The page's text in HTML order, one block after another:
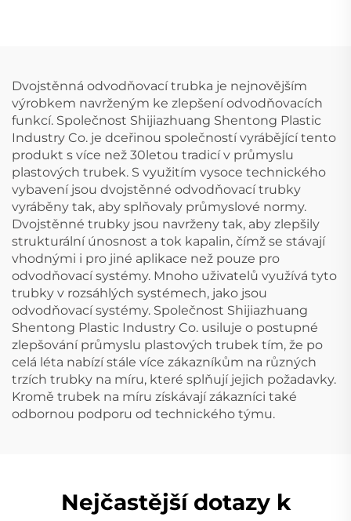
Dvojstěnná odvodňovací trubka je nejnovějším
výrobkem navrženým ke zlepšení odvodňovacích
funkcí. Společnost Shijiazhuang Shentong Plastic
Industry Co. je dceřinou společností vyrábějící tento
produkt s více než 30letou tradicí v průmyslu
plastových trubek. S využitím vysoce technického
vybavení jsou dvojstěnné odvodňovací trubky
vyráběny tak, aby splňovaly průmyslové normy.
Dvojstěnné trubky jsou navrženy tak, aby zlepšily
strukturální únosnost a tok kapalin, čímž se stávají
vhodnými i pro jiné aplikace než pouze pro
odvodňovací systémy. Mnoho uživatelů využívá tyto
trubky v rozsáhlých systémech, jako jsou
odvodňovací systémy. Společnost Shijiazhuang
Shentong Plastic Industry Co. usiluje o postupné
zlepšování průmyslu plastových trubek tím, že po
celá léta nabízí stále více zákazníkům na různých
trzích trubky na míru, které splňují jejich požadavky.
Kromě trubek na míru získávají zákazníci také
odbornou podporu od technického týmu.
Nejčastější dotazy k